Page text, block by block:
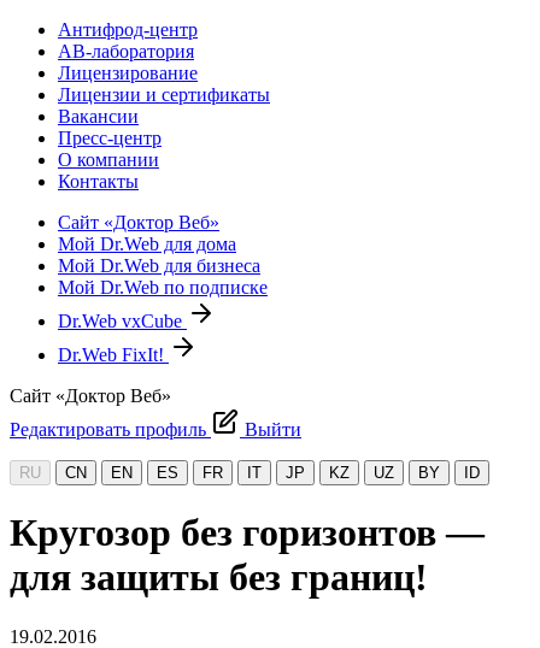
Антифрод-центр
АВ-лаборатория
Лицензирование
Лицензии и сертификаты
Вакансии
Пресс-центр
О компании
Контакты
Сайт «Доктор Веб»
Мой Dr.Web для дома
Мой Dr.Web для бизнеса
Мой Dr.Web по подписке
Dr.Web vxCube
Dr.Web FixIt!
Сайт «Доктор Веб»
Редактировать профиль
Выйти
RU CN EN ES FR IT JP KZ UZ BY ID
Кругозор без горизонтов —
для защиты без границ!
19.02.2016